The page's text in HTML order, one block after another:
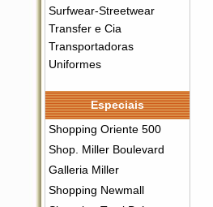
Surfwear-Streetwear
Transfer e Cia
Transportadoras
Uniformes
Especiais
Shopping Oriente 500
Shop. Miller Boulevard
Galleria Miller
Shopping Newmall